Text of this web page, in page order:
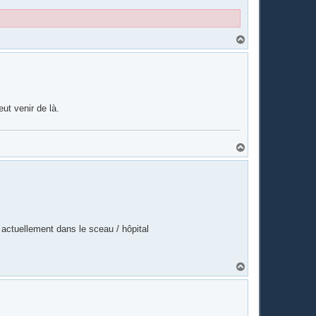
a
venir de là.
a
dans le sceau / hôpital
a